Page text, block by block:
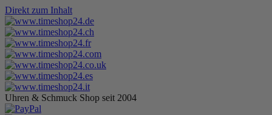
Direkt zum Inhalt
Uhren & Schmuck Shop seit 2004